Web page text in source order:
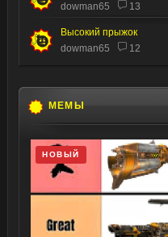
dowman65
13
Высокий прыжок
dowman65
12
МЕМЫ
НОВЫЙ